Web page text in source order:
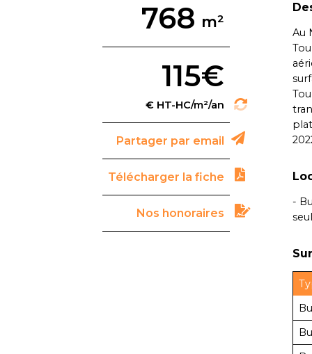
768
115€
Partager par email
Télécharger la fiche
Nos honoraires
Au
-